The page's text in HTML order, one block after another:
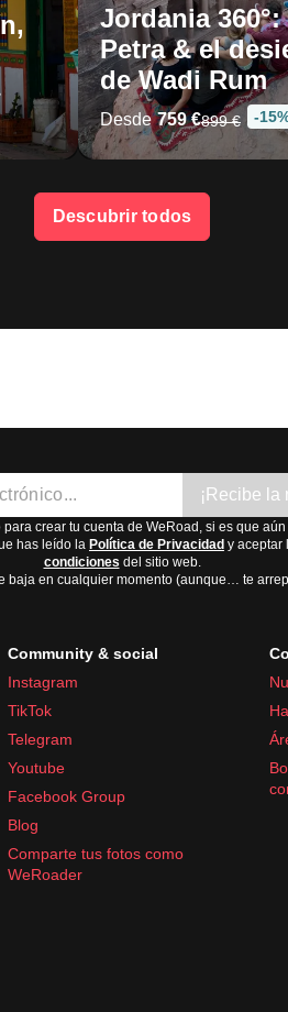
Jordania
Petra & el
de Wadi Rum
Desde 759 €899 € -
Descubrir todos
¡Recibe la
crear tu cuenta de WeRoad, si es que
has leído la Política de Privacidad y aceptar
condiciones del sitio web.
baja en cualquier momento (aunque… te
Community & social
Instagram
TikTok
Telegram
Youtube
Facebook Group
Blog
Comparte tus fotos como
WeRoader